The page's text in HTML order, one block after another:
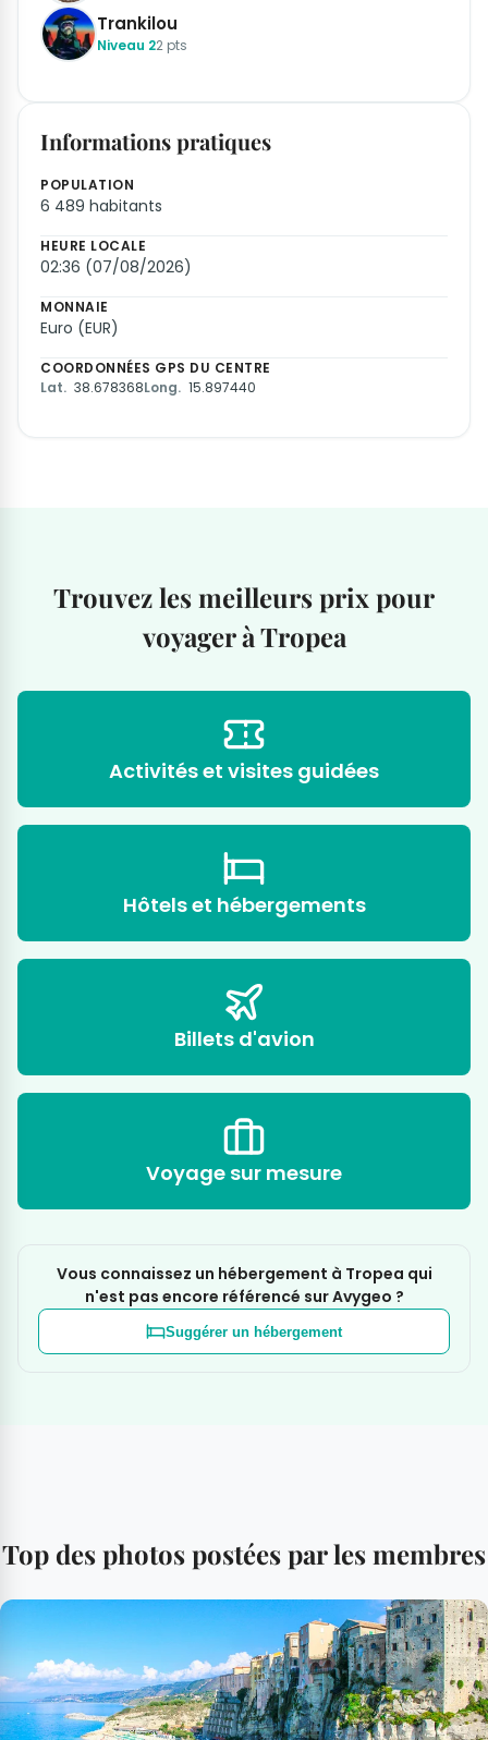
Trankilou
Niveau 22 pts
Informations pratiques
POPULATION
6 489 habitants
HEURE LOCALE
02:36 (07/08/2026)
MONNAIE
Euro (EUR)
COORDONNÉES GPS DU CENTRE
Lat. 38.678368Long. 15.897440
Trouvez les meilleurs prix pour
voyager à Tropea
Activités et visites guidées
Hôtels et hébergements
Billets d'avion
Voyage sur mesure
Vous connaissez un hébergement à Tropea qui
n'est pas encore référencé sur Avygeo ?
Suggérer un hébergement
Top des photos postées par les membres